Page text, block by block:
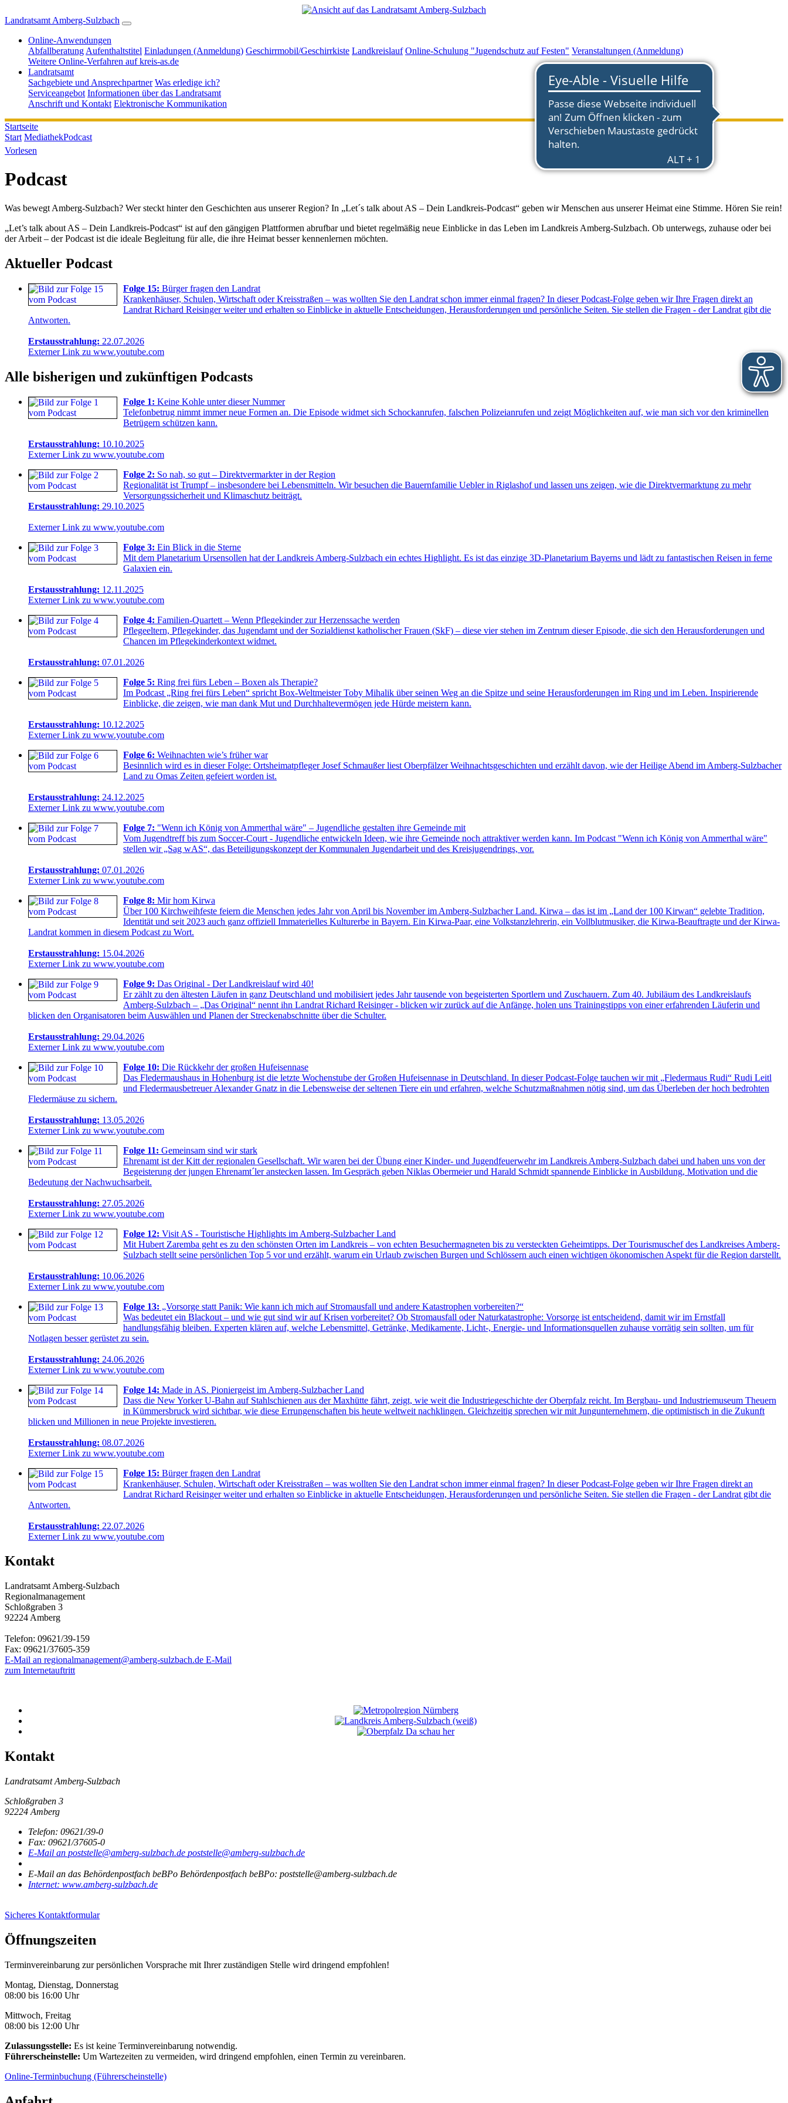
Landratsamt Amberg-Sulzbach
Online-Anwendungen
Abfallberatung Aufenthaltstitel Einladungen (Anmeldung) Geschirrmobil/Geschirrkiste Landkreislauf Online-Schulung "Jugendschutz auf Festen" Veranstaltungen (Anmeldung)
Weitere Online-Verfahren auf kreis-as.de
Landratsamt
Sachgebiete und Ansprechpartner Was erledige ich?
Serviceangebot Informationen über das Landratsamt
Anschrift und Kontakt Elektronische Kommunikation
Startseite
Start MediathekPodcast
Vorlesen
Podcast
Was bewegt Amberg-Sulzbach? Wer steckt hinter den Geschichten aus unserer Region? In „Let´s talk about AS – Dein Landkreis-Podcast“ geben wir Menschen aus unserer Heimat eine Stimme. Hören Sie rein!
„Let’s talk about AS – Dein Landkreis-Podcast“ ist auf den gängigen Plattformen abrufbar und bietet regelmäßig neue Einblicke in das Leben im Landkreis Amberg-Sulzbach. Ob unterwegs, zuhause oder bei
der Arbeit – der Podcast ist die ideale Begleitung für alle, die ihre Heimat besser kennenlernen möchten.
Aktueller Podcast
Folge 15: Bürger fragen den Landrat
Krankenhäuser, Schulen, Wirtschaft oder Kreisstraßen – was wollten Sie den Landrat schon immer einmal fragen? In dieser Podcast-Folge geben wir Ihre Fragen direkt an
Landrat Richard Reisinger weiter und erhalten so Einblicke in aktuelle Entscheidungen, Herausforderungen und persönliche Seiten. Sie stellen die Fragen - der Landrat gibt die
Antworten.
Erstausstrahlung: 22.07.2026
Externer Link zu www.youtube.com
Alle bisherigen und zukünftigen Podcasts
Folge 1: Keine Kohle unter dieser Nummer
Telefonbetrug nimmt immer neue Formen an. Die Episode widmet sich Schockanrufen, falschen Polizeianrufen und zeigt Möglichkeiten auf, wie man sich vor den kriminellen
Betrügern schützen kann.
Erstausstrahlung: 10.10.2025
Externer Link zu www.youtube.com
Folge 2: So nah, so gut – Direktvermarkter in der Region
Regionalität ist Trumpf – insbesondere bei Lebensmitteln. Wir besuchen die Bauernfamilie Uebler in Riglashof und lassen uns zeigen, wie die Direktvermarktung zu mehr
Versorgungssicherheit und Klimaschutz beiträgt.
Erstausstrahlung: 29.10.2025
Externer Link zu www.youtube.com
Folge 3: Ein Blick in die Sterne
Mit dem Planetarium Ursensollen hat der Landkreis Amberg-Sulzbach ein echtes Highlight. Es ist das einzige 3D-Planetarium Bayerns und lädt zu fantastischen Reisen in ferne
Galaxien ein.
Erstausstrahlung: 12.11.2025
Externer Link zu www.youtube.com
Folge 4: Familien-Quartett – Wenn Pflegekinder zur Herzenssache werden
Pflegeeltern, Pflegekinder, das Jugendamt und der Sozialdienst katholischer Frauen (SkF) – diese vier stehen im Zentrum dieser Episode, die sich den Herausforderungen und
Chancen im Pflegekinderkontext widmet.
Erstausstrahlung: 07.01.2026
Folge 5: Ring frei fürs Leben – Boxen als Therapie?
Im Podcast „Ring frei fürs Leben“ spricht Box-Weltmeister Toby Mihalik über seinen Weg an die Spitze und seine Herausforderungen im Ring und im Leben. Inspirierende
Einblicke, die zeigen, wie man dank Mut und Durchhaltevermögen jede Hürde meistern kann.
Erstausstrahlung: 10.12.2025
Externer Link zu www.youtube.com
Folge 6: Weihnachten wie’s früher war
Besinnlich wird es in dieser Folge: Ortsheimatpfleger Josef Schmaußer liest Oberpfälzer Weihnachtsgeschichten und erzählt davon, wie der Heilige Abend im Amberg-Sulzbacher
Land zu Omas Zeiten gefeiert worden ist.
Erstausstrahlung: 24.12.2025
Externer Link zu www.youtube.com
Folge 7: "Wenn ich König von Ammerthal wäre" – Jugendliche gestalten ihre Gemeinde mit
Vom Jugendtreff bis zum Soccer-Court - Jugendliche entwickeln Ideen, wie ihre Gemeinde noch attraktiver werden kann. Im Podcast "Wenn ich König von Ammerthal wäre"
stellen wir „Sag wAS“, das Beteiligungskonzept der Kommunalen Jugendarbeit und des Kreisjugendrings, vor.
Erstausstrahlung: 07.01.2026
Externer Link zu www.youtube.com
Folge 8: Mir hom Kirwa
Über 100 Kirchweihfeste feiern die Menschen jedes Jahr von April bis November im Amberg-Sulzbacher Land. Kirwa – das ist im „Land der 100 Kirwan“ gelebte Tradition,
Identität und seit 2023 auch ganz offiziell Immaterielles Kulturerbe in Bayern. Ein Kirwa-Paar, eine Volkstanzlehrerin, ein Vollblutmusiker, die Kirwa-Beauftragte und der Kirwa-
Landrat kommen in diesem Podcast zu Wort.
Erstausstrahlung: 15.04.2026
Externer Link zu www.youtube.com
Folge 9: Das Original - Der Landkreislauf wird 40!
Er zählt zu den ältesten Läufen in ganz Deutschland und mobilisiert jedes Jahr tausende von begeisterten Sportlern und Zuschauern. Zum 40. Jubiläum des Landkreislaufs
Amberg-Sulzbach – „Das Original“ nennt ihn Landrat Richard Reisinger - blicken wir zurück auf die Anfänge, holen uns Trainingstipps von einer erfahrenden Läuferin und
blicken den Organisatoren beim Auswählen und Planen der Streckenabschnitte über die Schulter.
Erstausstrahlung: 29.04.2026
Externer Link zu www.youtube.com
Folge 10: Die Rückkehr der großen Hufeisennase
Das Fledermaushaus in Hohenburg ist die letzte Wochenstube der Großen Hufeisennase in Deutschland. In dieser Podcast-Folge tauchen wir mit „Fledermaus Rudi“ Rudi Leitl
und Fledermausbetreuer Alexander Gnatz in die Lebensweise der seltenen Tiere ein und erfahren, welche Schutzmaßnahmen nötig sind, um das Überleben der hoch bedrohten
Fledermäuse zu sichern.
Erstausstrahlung: 13.05.2026
Externer Link zu www.youtube.com
Folge 11: Gemeinsam sind wir stark
Ehrenamt ist der Kitt der regionalen Gesellschaft. Wir waren bei der Übung einer Kinder- und Jugendfeuerwehr im Landkreis Amberg-Sulzbach dabei und haben uns von der
Begeisterung der jungen Ehrenamt´ler anstecken lassen. Im Gespräch geben Niklas Obermeier und Harald Schmidt spannende Einblicke in Ausbildung, Motivation und die
Bedeutung der Nachwuchsarbeit.
Erstausstrahlung: 27.05.2026
Externer Link zu www.youtube.com
Folge 12: Visit AS - Touristische Highlights im Amberg-Sulzbacher Land
Mit Hubert Zaremba geht es zu den schönsten Orten im Landkreis – von echten Besuchermagneten bis zu versteckten Geheimtipps. Der Tourismuschef des Landkreises Amberg-
Sulzbach stellt seine persönlichen Top 5 vor und erzählt, warum ein Urlaub zwischen Burgen und Schlössern auch einen wichtigen ökonomischen Aspekt für die Region darstellt.
Erstausstrahlung: 10.06.2026
Externer Link zu www.youtube.com
Folge 13: „Vorsorge statt Panik: Wie kann ich mich auf Stromausfall und andere Katastrophen vorbereiten?“
Was bedeutet ein Blackout – und wie gut sind wir auf Krisen vorbereitet? Ob Stromausfall oder Naturkatastrophe: Vorsorge ist entscheidend, damit wir im Ernstfall
handlungsfähig bleiben. Experten klären auf, welche Lebensmittel, Getränke, Medikamente, Licht-, Energie- und Informationsquellen zuhause vorrätig sein sollten, um für
Notlagen besser gerüstet zu sein.
Erstausstrahlung: 24.06.2026
Externer Link zu www.youtube.com
Folge 14: Made in AS. Pioniergeist im Amberg-Sulzbacher Land
Dass die New Yorker U-Bahn auf Stahlschienen aus der Maxhütte fährt, zeigt, wie weit die Industriegeschichte der Oberpfalz reicht. Im Bergbau- und Industriemuseum Theuern
in Kümmersbruck wird sichtbar, wie diese Errungenschaften bis heute weltweit nachklingen. Gleichzeitig sprechen wir mit Jungunternehmern, die optimistisch in die Zukunft
blicken und Millionen in neue Projekte investieren.
Erstausstrahlung: 08.07.2026
Externer Link zu www.youtube.com
Folge 15: Bürger fragen den Landrat
Krankenhäuser, Schulen, Wirtschaft oder Kreisstraßen – was wollten Sie den Landrat schon immer einmal fragen? In dieser Podcast-Folge geben wir Ihre Fragen direkt an
Landrat Richard Reisinger weiter und erhalten so Einblicke in aktuelle Entscheidungen, Herausforderungen und persönliche Seiten. Sie stellen die Fragen - der Landrat gibt die
Antworten.
Erstausstrahlung: 22.07.2026
Externer Link zu www.youtube.com
Kontakt
Landratsamt Amberg-Sulzbach
Regionalmanagement
Schloßgraben 3
92224 Amberg
Telefon: 09621/39-159
Fax: 09621/37605-359
E-Mail an regionalmanagement@amberg-sulzbach.de E-Mail
zum Internetauftritt
Kontakt
Landratsamt Amberg-Sulzbach
Schloßgraben 3
92224 Amberg
Telefon: 09621/39-0
Fax: 09621/37605-0
E-Mail an poststelle@amberg-sulzbach.de poststelle@amberg-sulzbach.de
E-Mail an das Behördenpostfach beBPo Behördenpostfach beBPo: poststelle@amberg-sulzbach.de
Internet: www.amberg-sulzbach.de
Sicheres Kontaktformular
Öffnungszeiten
Terminvereinbarung zur persönlichen Vorsprache mit Ihrer zuständigen Stelle wird dringend empfohlen!
Montag, Dienstag, Donnerstag
08:00 bis 16:00 Uhr
Mittwoch, Freitag
08:00 bis 12:00 Uhr
Zulassungsstelle: Es ist keine Terminvereinbarung notwendig.
Führerscheinstelle: Um Wartezeiten zu vermeiden, wird dringend empfohlen, einen Termin zu vereinbaren.
Online-Terminbuchung (Führerscheinstelle)